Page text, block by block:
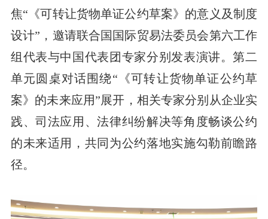
焦“《可转让货物单证公约草案》的意义及制度
设计”，邀请联合国国际贸易法委员会第六工作
组代表与中国代表团专家分别发表演讲。第二
单元圆桌对话围绕“《可转让货物单证公约草
案》的未来应用”展开，相关专家分别从企业实
践、司法应用、法律纠纷解决等角度畅谈公约
的未来适用，共同为公约落地实施勾勒前瞻路
径。